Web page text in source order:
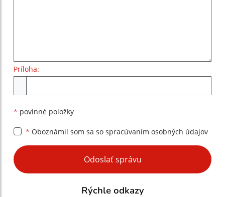
Príloha:
* povinné položky
* Oboznámil som sa so spracúvaním osobných údajov
Google reCaptcha Response
Odoslať správu
Rýchle odkazy